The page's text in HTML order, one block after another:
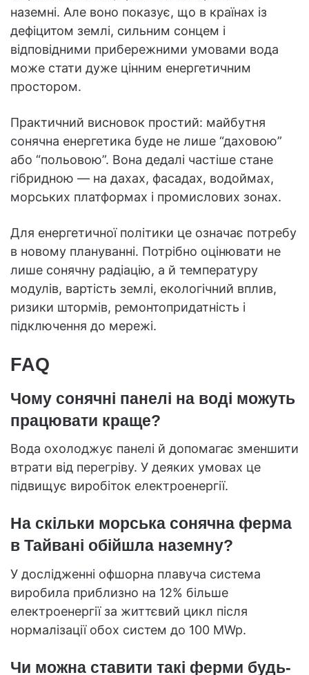
наземні. Але воно показує, що в країнах із
дефіцитом землі, сильним сонцем і
відповідними прибережними умовами вода
може стати дуже цінним енергетичним
простором.
Практичний висновок простий: майбутня
сонячна енергетика буде не лише “даховою”
або “польовою”. Вона дедалі частіше стане
гібридною — на дахах, фасадах, водоймах,
морських платформах і промислових зонах.
Для енергетичної політики це означає потребу
в новому плануванні. Потрібно оцінювати не
лише сонячну радіацію, а й температуру
модулів, вартість землі, екологічний вплив,
ризики штормів, ремонтопридатність і
підключення до мережі.
FAQ
Чому сонячні панелі на воді можуть
працювати краще?
Вода охолоджує панелі й допомагає зменшити
втрати від перегріву. У деяких умовах це
підвищує виробіток електроенергії.
На скільки морська сонячна ферма
в Тайвані обійшла наземну?
У дослідженні офшорна плавуча система
виробила приблизно на 12% більше
електроенергії за життєвий цикл після
нормалізації обох систем до 100 MWp.
Чи можна ставити такі ферми будь-